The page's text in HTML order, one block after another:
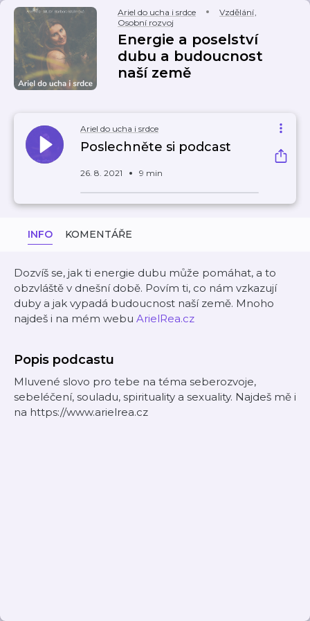
Ariel do ucha i srdce Vzdělání,
Osobní rozvoj
Energie a poselství
dubu a budoucnost
naší země
Ariel do ucha i srdce
Poslechněte si podcast
26. 8. 2021 9 min
INFO KOMENTÁŘE
Dozvíš se, jak ti energie dubu může pomáhat, a to
obzvláště v dnešní době. Povím ti, co nám vzkazují
duby a jak vypadá budoucnost naší země. Mnoho
najdeš i na mém webu ArielRea.cz
Popis podcastu
Mluvené slovo pro tebe na téma seberozvoje,
sebeléčení, souladu, spirituality a sexuality. Najdeš mě i
na https://www.arielrea.cz